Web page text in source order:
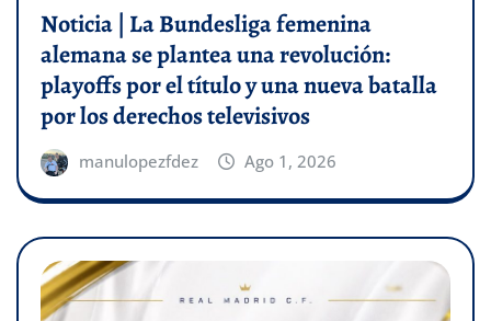
Noticia | La Bundesliga femenina
alemana se plantea una revolución:
playoffs por el título y una nueva batalla
por los derechos televisivos
manulopezfdez Ago 1, 2026